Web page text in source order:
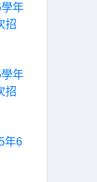
年
招
年
招
年6